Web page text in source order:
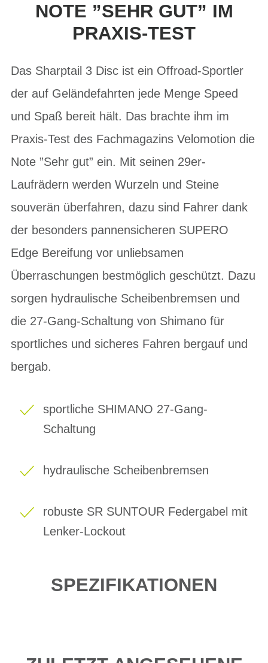
NOTE ”SEHR GUT” IM
PRAXIS-TEST
Das Sharptail 3 Disc ist ein Offroad-Sportler
der auf Geländefahrten jede Menge Speed
und Spaß bereit hält. Das brachte ihm im
Praxis-Test des Fachmagazins Velomotion die
Note ”Sehr gut” ein. Mit seinen 29er-
Laufrädern werden Wurzeln und Steine
souverän überfahren, dazu sind Fahrer dank
der besonders pannensicheren SUPERO
Edge Bereifung vor unliebsamen
Überraschungen bestmöglich geschützt. Dazu
sorgen hydraulische Scheibenbremsen und
die 27-Gang-Schaltung von Shimano für
sportliches und sicheres Fahren bergauf und
bergab.
sportliche SHIMANO 27-Gang-
Schaltung
hydraulische Scheibenbremsen
robuste SR SUNTOUR Federgabel mit
Lenker-Lockout
SPEZIFIKATIONEN